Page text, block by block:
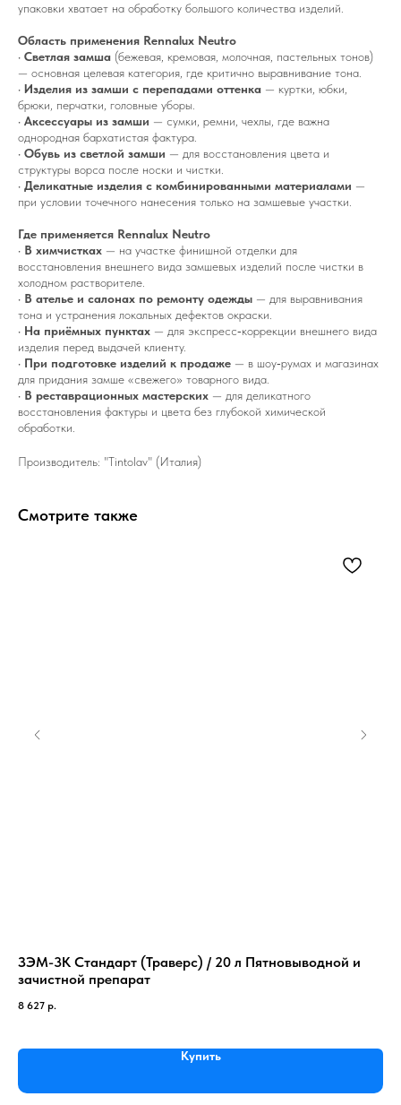
упаковки хватает на обработку большого количества изделий.
Область применения Rennalux Neutro
• Светлая замша (бежевая, кремовая, молочная, пастельных тонов)
— основная целевая категория, где критично выравнивание тона.
• Изделия из замши с перепадами оттенка — куртки, юбки,
брюки, перчатки, головные уборы.
• Аксессуары из замши — сумки, ремни, чехлы, где важна
однородная бархатистая фактура.
• Обувь из светлой замши — для восстановления цвета и
структуры ворса после носки и чистки.
• Деликатные изделия с комбинированными материалами —
при условии точечного нанесения только на замшевые участки.
Где применяется Rennalux Neutro
• В химчистках — на участке финишной отделки для
восстановления внешнего вида замшевых изделий после чистки в
холодном растворителе.
• В ателье и салонах по ремонту одежды — для выравнивания
тона и устранения локальных дефектов окраски.
• На приёмных пунктах — для экспресс‑коррекции внешнего вида
изделия перед выдачей клиенту.
• При подготовке изделий к продаже — в шоу‑румах и магазинах
для придания замше «свежего» товарного вида.
• В реставрационных мастерских — для деликатного
восстановления фактуры и цвета без глубокой химической
обработки.
Производитель: "Tintolav" (Италия)
Смотрите также
ЗЭМ-3К Стандарт (Траверс) / 20 л Пятновыводной и
зачистной препарат
8 627 р.
Купить